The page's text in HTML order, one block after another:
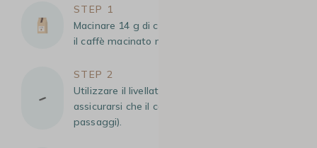
STEP 1
Macinare 14 g di caffè. Distribuire e uniformare
il caffè macinato nel portafiltro con le mani.
STEP 2
Utilizzare il livellatore di macinatura per
assicurarsi che il caffè sia uniforme (fare 2 o 3
passaggi).